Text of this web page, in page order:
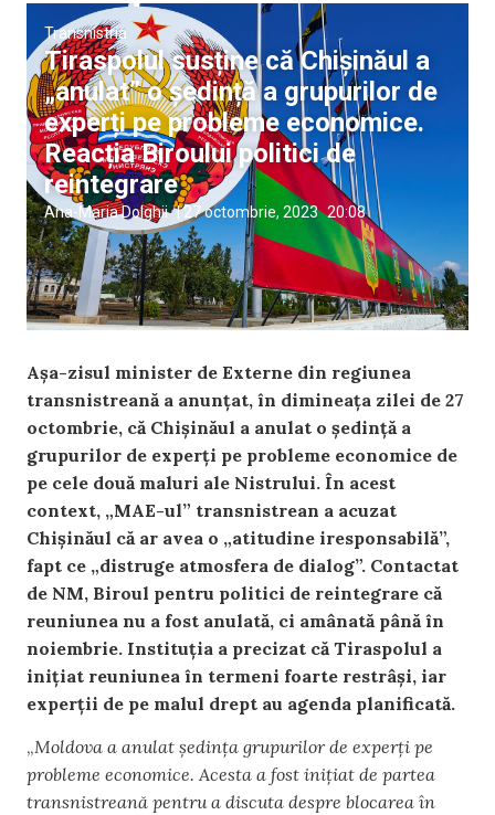
Transnistria
Tiraspolul susține că Chișinăul a
„anulat” o ședință a grupurilor de
experți pe probleme economice.
Reacția Biroului politici de
reintegrare
Ana-Maria Dolghii |27 octombrie, 2023 20:08
Așa-zisul minister de Externe din regiunea
transnistreană a anunțat, în dimineața zilei de 27
octombrie, că Chișinăul a anulat o ședință a
grupurilor de experți pe probleme economice de
pe cele două maluri ale Nistrului. În acest
context, „MAE-ul” transnistrean a acuzat
Chișinăul că ar avea o „atitudine iresponsabilă”,
fapt ce „distruge atmosfera de dialog”. Contactat
de NM, Biroul pentru politici de reintegrare că
reuniunea nu a fost anulată, ci amânată până în
noiembrie. Instituția a precizat că Tiraspolul a
inițiat reuniunea în termeni foarte restrâși, iar
experții de pe malul drept au agenda planificată.
„Moldova a anulat ședința grupurilor de experți pe
probleme economice. Acesta a fost inițiat de partea
transnistreană pentru a discuta despre blocarea în